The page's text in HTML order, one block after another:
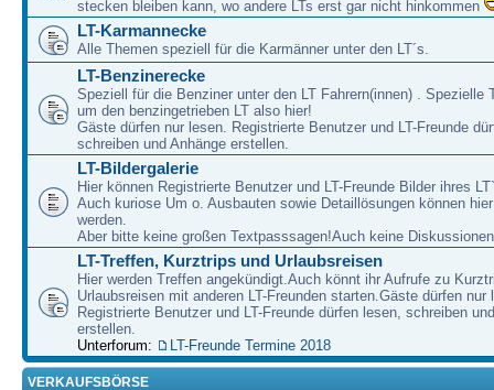
stecken bleiben kann, wo andere LTs erst gar nicht hinkommen
LT-Karmannecke
Alle Themen speziell für die Karmänner unter den LT´s.
LT-Benzinerecke
Speziell für die Benziner unter den LT Fahrern(innen) . Spezielle
um den benzingetrieben LT also hier!
Gäste dürfen nur lesen. Registrierte Benutzer und LT-Freunde
schreiben und Anhänge erstellen.
LT-Bildergalerie
Hier können Registrierte Benutzer und LT-Freunde Bilder ihres
Auch kuriose Um o. Ausbauten sowie Detaillösungen können
werden.
Aber bitte keine großen Textpasssagen!Auch keine
LT-Treffen, Kurztrips und Urlaubsreisen
Hier werden Treffen angekündigt.Auch könnt ihr Aufrufe zu
Urlaubsreisen mit anderen LT-Freunden starten.Gäste dürfen nur
Registrierte Benutzer und LT-Freunde dürfen lesen, schreiben
erstellen.
Unterforum:
LT-Freunde Termine 2018
VERKAUFSBÖRSE